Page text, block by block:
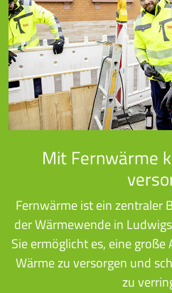
Mit Fernwärme
Fernwärme ist ein zentraler
der Wärmewende in
Sie ermöglicht es, eine
Wärme zu versorgen und
zu